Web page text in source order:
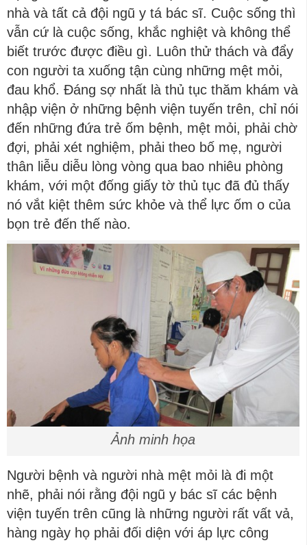
nhà và tất cả đội ngũ y tá bác sĩ. Cuộc sống thì
vẫn cứ là cuộc sống, khắc nghiệt và không thể
biết trước được điều gì. Luôn thử thách và đẩy
con người ta xuống tận cùng những mệt mỏi,
đau khổ. Đáng sợ nhất là thủ tục thăm khám và
nhập viện ở những bệnh viện tuyến trên, chỉ nói
đến những đứa trẻ ốm bệnh, mệt mỏi, phải chờ
đợi, phải xét nghiệm, phải theo bố mẹ, người
thân liễu diễu lòng vòng qua bao nhiêu phòng
khám, với một đống giấy tờ thủ tục đã đủ thấy
nó vắt kiệt thêm sức khỏe và thể lực ốm o của
bọn trẻ đến thế nào.
Ảnh minh họa
Người bệnh và người nhà mệt mỏi là đi một
nhẽ, phải nói rằng đội ngũ y bác sĩ các bệnh
viện tuyến trên cũng là những người rất vất vả,
hàng ngày họ phải đối diện với áp lực công